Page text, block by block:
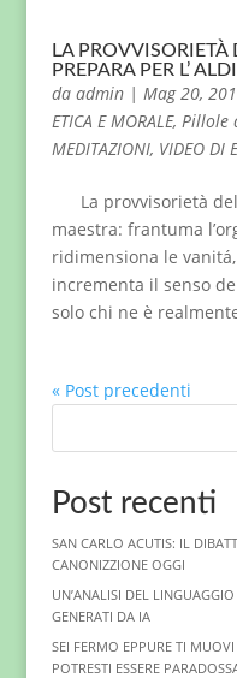
LA PROVVISORIETÀ
PREPARA PER L’
da admin| Mag 20,
ETICA E MORALE, Pillole
MEDITAZIONI, VIDEO DI
La provvisorietà
maestra: frantuma
ridimensiona le
incrementa il senso
solo chi ne è
« Post precedenti
Post recenti
SAN CARLO ACUTIS: IL
CANONIZZIONE OGGI
UN’ANALISI DEL
GENERATI DA IA
SEI FERMO EPPURE TI
POTRESTI ESSERE